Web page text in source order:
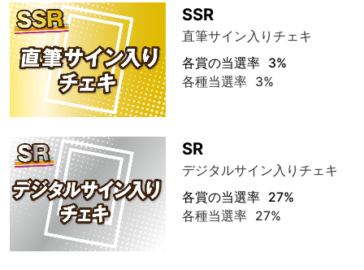
SSR
直筆サイン入りチェキ
各賞の当選率 3%
各種当選率 3%
SR
デジタルサイン入りチェキ
各賞の当選率 27%
各種当選率 27%